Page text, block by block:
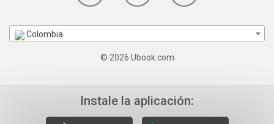
Colombia
© 2026 Ubook.com
Instale la aplicación: